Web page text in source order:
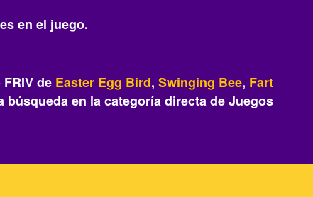
en el juego.
de Easter Egg Bird, Swinging Bee, Fart
búsqueda en la categoría directa de Juegos